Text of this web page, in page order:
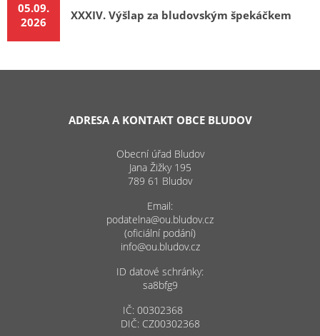
05.09.
2026
XXXIV. Výšlap za bludovským špekáčkem
ADRESA A KONTAKT OBCE BLUDOV
Obecní úřad Bludov
Jana Žižky 195
789 61 Bludov
Email:
podatelna@ou.bludov.cz
(oficiální podání)
info@ou.bludov.cz
ID datové schránky:
sa8bfg9
IČ: 00302368
DIČ: CZ00302368